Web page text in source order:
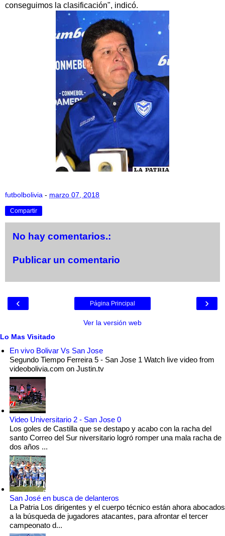
conseguimos la clasificación", indicó.
futbolbolivia - marzo 07, 2018
Compartir
No hay comentarios.:
Publicar un comentario
‹ ›
Página Principal
Ver la versión web
Lo Mas Visitado
En vivo Bolivar Vs San Jose
Segundo Tiempo Ferreira 5 - San Jose 1 Watch live video from
videobolivia.com on Justin.tv
Video Universitario 2 - San Jose 0
Los goles de Castilla que se destapo y acabo con la racha del
santo Correo del Sur niversitario logró romper una mala racha de
dos años ...
San José en busca de delanteros
La Patria Los dirigentes y el cuerpo técnico están ahora abocados
a la búsqueda de jugadores atacantes, para afrontar el tercer
campeonato d...